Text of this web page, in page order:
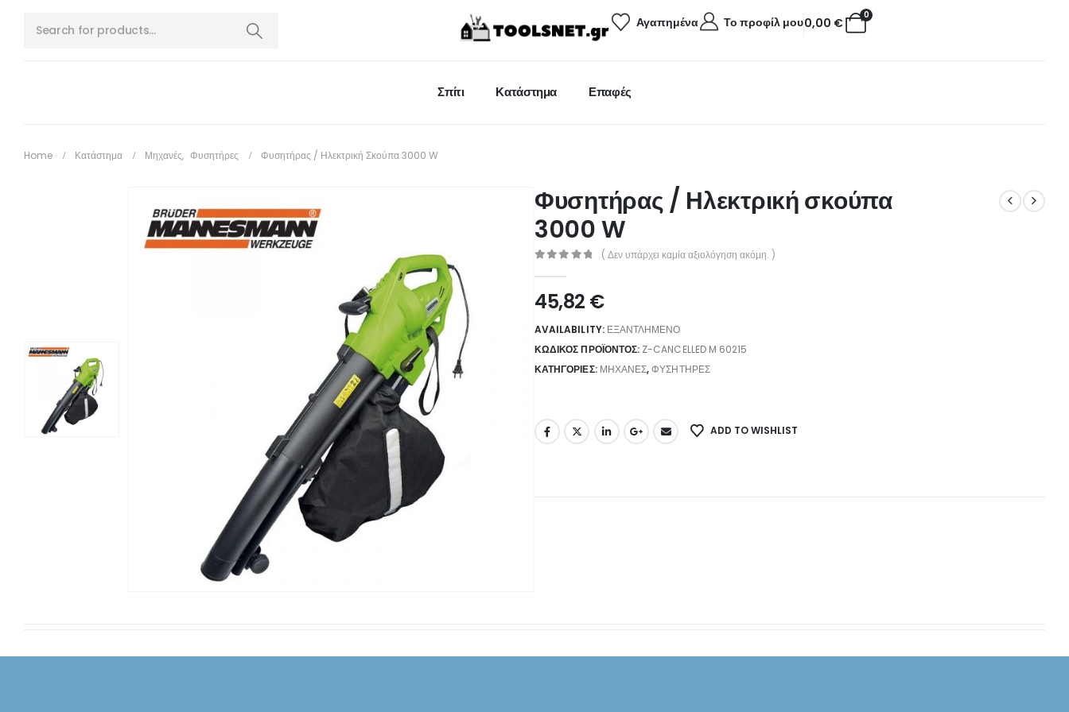
Αγαπημένα Το προφίλ μου 0
0,00 €
Σπίτι Κατάστημα Επαφές
Home Κατάστημα Μηχανές, Φυσητήρες Φυσητήρας / Ηλεκτρική Σκούπα 3000 W
Φυσητήρας / Ηλεκτρική σκούπα
3000 W
( Δεν υπάρχει καμία αξιολόγηση ακόμη. )
45,82 €
AVAILABILITY: ΕΞΑΝΤΛΗΜΈΝΟ
ΚΩΔΙΚΌΣ ΠΡΟΪΌΝΤΟΣ: Z-CANCELLED M 60215
ΚΑΤΗΓΟΡΊΕΣ: ΜΗΧΑΝΈΣ,ΦΥΣΗΤΉΡΕΣ
ADD TO WISHLIST